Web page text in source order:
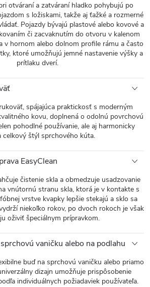
otváraní a zatváraní hladko pohybujú po
s ložiskami, takže aj ťažké a rozmerné
Pojazdy bývajú plastové alebo kovové a
či zacvaknutím do otvoru v kalenom
v hornom alebo dolnom profile rámu a často
ktoré umožňujú jemné nastavenie výšky a
prítlaku dverí.
spájajúca praktickosť s moderným
kovu, doplnená o odolnú povrchovú
pohodlné používanie, ale aj harmonicky
celkový štýl sprchového kúta.
EasyClean
čistenie skla a obmedzuje usadzovanie
vnútornú stranu skla, ktorá je v kontakte s
vrstve kvapky lepšie stekajú a sklo sa
niekoľko rokov, po dvoch rokoch je však
oživiť špeciálnym prípravkom.
vaničku alebo na podlahu
buď na sprchovú vaničku alebo priamo
dizajn umožňuje prispôsobenie
individuálnych požiadaviek používateľa.